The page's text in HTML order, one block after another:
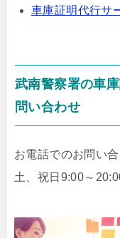
車庫証明代行サ
武南警察署の車
問い合わせ
お電話でのお問い
土、祝日9:00～